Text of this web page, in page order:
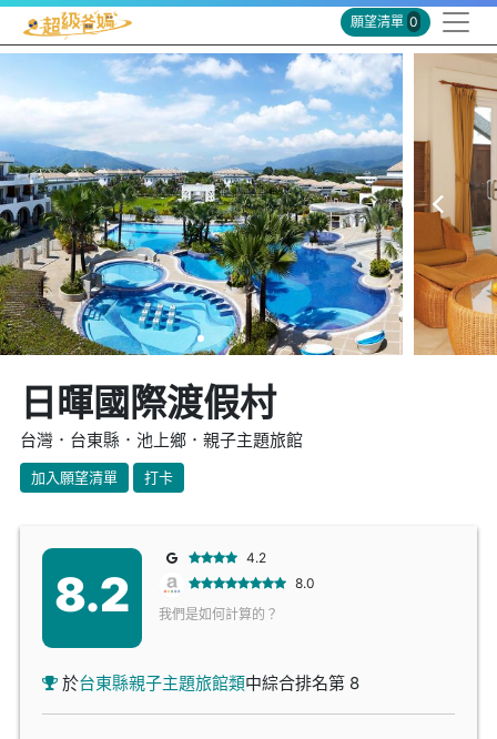
願望清單 0
日暉國際渡假村
台灣．台東縣．池上鄉．親子主題旅館
加入願望清單 打卡
8.2
4.2
8.0
我們是如何計算的？
於台東縣親子主題旅館類中綜合排名第 8